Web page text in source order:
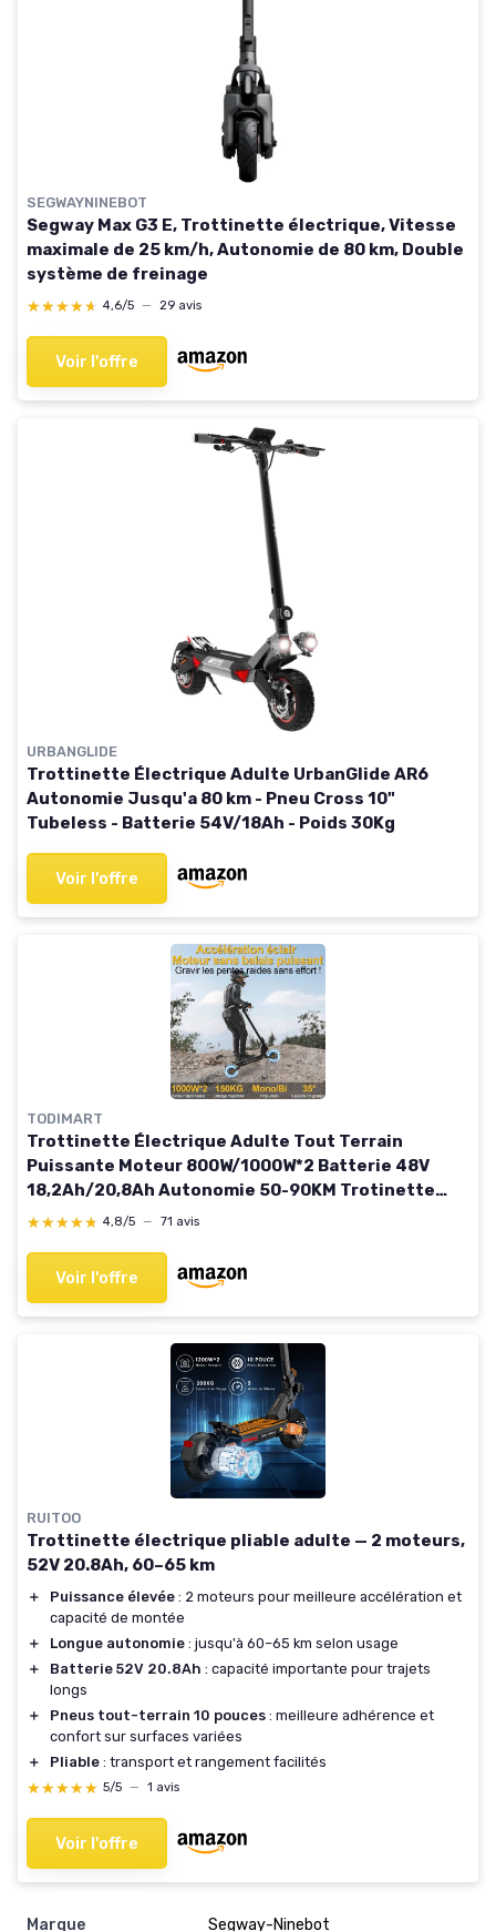
SEGWAYNINEBOT
Segway Max G3 E, Trottinette électrique, Vitesse
maximale de 25 km/h, Autonomie de 80 km, Double
système de freinage
★★★★★
★★★★★ 4,6/5 — 29 avis
Voir l'offre
URBANGLIDE
Trottinette Électrique Adulte UrbanGlide AR6
Autonomie Jusqu'a 80 km - Pneu Cross 10"
Tubeless - Batterie 54V/18Ah - Poids 30Kg
Voir l'offre
TODIMART
Trottinette Électrique Adulte Tout Terrain
Puissante Moteur 800W/1000W*2 Batterie 48V
18,2Ah/20,8Ah Autonomie 50-90KM Trotinette
Electrique Ultra Légère Double Suspension
★★★★★
★★★★★ 4,8/5 — 71 avis
Voir l'offre
RUITOO
Trottinette électrique pliable adulte — 2 moteurs,
52V 20.8Ah, 60–65 km
＋ Puissance élevée : 2 moteurs pour meilleure accélération et
capacité de montée
＋
Longue autonomie : jusqu'à 60–65 km selon usage
＋
Batterie 52V 20.8Ah : capacité importante pour trajets
longs
＋
Pneus tout-terrain 10 pouces : meilleure adhérence et
confort sur surfaces variées
＋
Pliable : transport et rangement facilités
★★★★★
★★★★★ 5/5 — 1 avis
Voir l'offre
Marque Segway-Ninebot